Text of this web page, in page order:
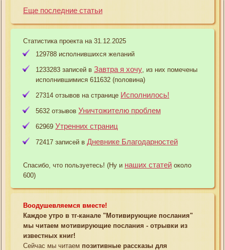
Еще последние статьи
Статистика проекта на 31.12.2025
129788 исполнившихся желаний
1233283 записей в Завтра я хочу , из них помечены
исполнившимися 611632 (половина)
27314 отзывов на странице Исполнилось!
5632 отзывов Уничтожителю проблем
62969 Утренних страниц
72417 записей в Дневнике Благодарностей
Спасибо, что пользуетесь! (Ну и наших статей около
600)
Воодушевляемся вместе!
Каждое утро в тг-канале "Мотивирующие послания"
мы читаем мотивирующие послания - отрывки из
известных книг!
Сейчас мы читаем позитивные рассказы для